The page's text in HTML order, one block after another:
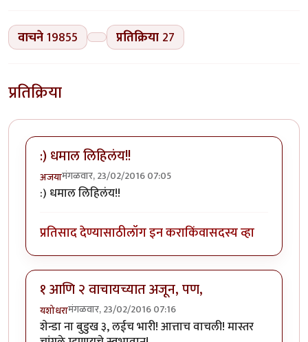
वाचने19855 प्रतिक्रिया 27
प्रतिक्रिया
:) धमाल लिहिलंय!!
अजयामंगळवार, 23/02/2016 07:05
:) धमाल लिहिलंय!!
प्रतिसाद देण्यासाठीलॉग इन कराकिंवासदस्य व्हा
१ आणि २ वाचायच्यात अजून, पण,
यशोधरामंगळवार, 23/02/2016 07:16
शेन्डा ना बुडुख ३, लईच भारी! आत्ताच वाचली! मास्तर